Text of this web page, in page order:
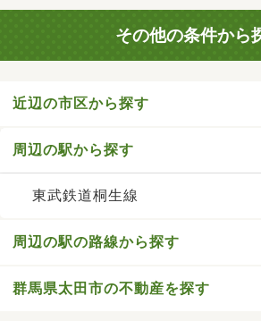
その他の条件から
近辺の市区から探す
周辺の駅から探す
東武鉄道桐生線
周辺の駅の路線から探す
群馬県太田市の不動産を探す